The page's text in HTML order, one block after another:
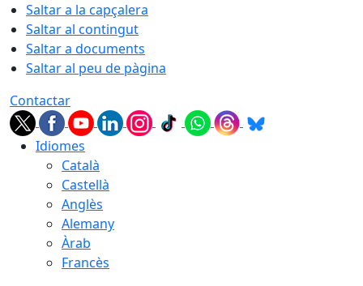
Saltar a la capçalera
Saltar al contingut
Saltar a documents
Saltar al peu de pàgina
Contactar
Idiomes
Català
Castellà
Anglès
Alemany
Àrab
Francès